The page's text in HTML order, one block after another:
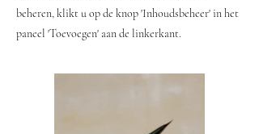
beheren, klikt u op de knop 'Inhoudsbeheer' in het
paneel 'Toevoegen' aan de linkerkant.